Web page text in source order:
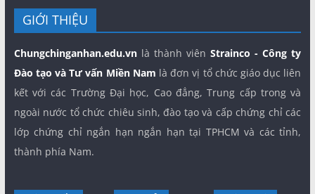
GIỚI THIỆU
Chungchinganhan.edu.vnlà thành viênStrainco - Công ty
Đào tạo và Tư vấn Miền Nam là đơn vị tổ chức giáo dục liên
kết với các Trường Đại học, Cao đẳng, Trung cấp trong và
ngoài nước tổ chức chiêu sinh, đào tạo và cấp chứng chỉ các
lớp chứng chỉ ngắn hạn ngắn hạn tại TPHCM và các tỉnh,
thành phía Nam.